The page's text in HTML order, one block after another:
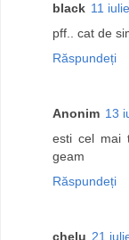
black 11
pff.. cat de
Răspundeți
Anonim 13
esti cel mai
geam
Răspundeți
chelu 21